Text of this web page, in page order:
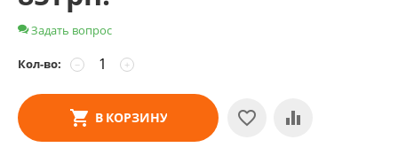
Задать вопрос
Кол-во: +
−
В КОРЗИНУ